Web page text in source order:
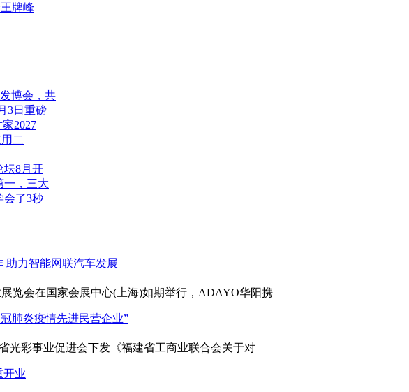
牌峰
博会，共
3日重磅
2027
二
8月开
一，三大
会了3秒
会在国家会展中心(上海)如期举行，ADAYO华阳携
彩事业促进会下发《福建省工商业联合会关于对